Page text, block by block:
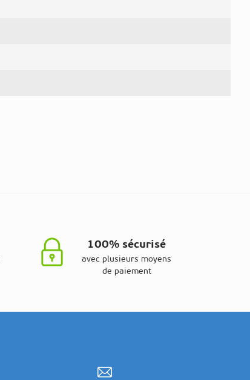
100% sécurisé
avec plusieurs moyens
de paiement